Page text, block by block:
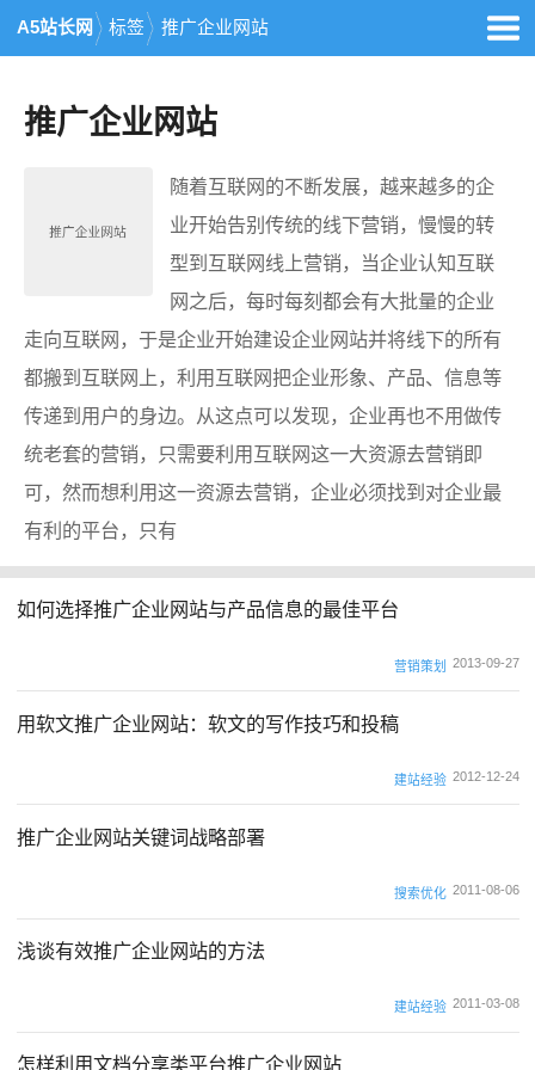
A5站长网 标签 推广企业网站
推广企业网站
随着互联网的不断发展，越来越多的企
业开始告别传统的线下营销，慢慢的转
型到互联网线上营销，当企业认知互联
网之后，每时每刻都会有大批量的企业
走向互联网，于是企业开始建设企业网站并将线下的所有
都搬到互联网上，利用互联网把企业形象、产品、信息等
传递到用户的身边。从这点可以发现，企业再也不用做传
统老套的营销，只需要利用互联网这一大资源去营销即
可，然而想利用这一资源去营销，企业必须找到对企业最
有利的平台，只有
如何选择推广企业网站与产品信息的最佳平台
营销策划 2013-09-27
用软文推广企业网站：软文的写作技巧和投稿
建站经验 2012-12-24
推广企业网站关键词战略部署
搜索优化 2011-08-06
浅谈有效推广企业网站的方法
建站经验 2011-03-08
怎样利用文档分享类平台推广企业网站